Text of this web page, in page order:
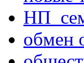
обмен